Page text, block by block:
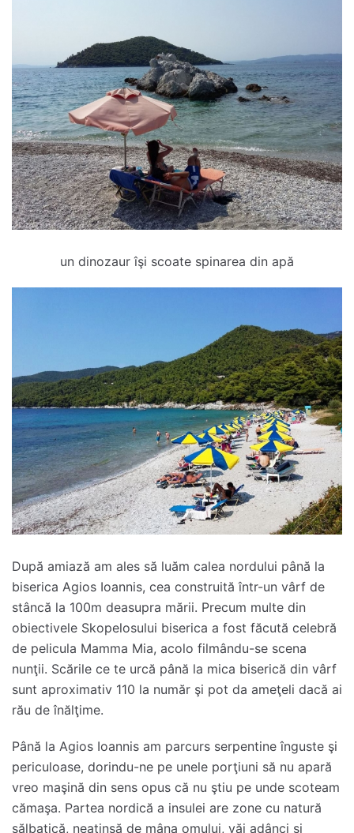
un dinozaur îşi scoate spinarea din apă
După amiază am ales să luăm calea nordului până la
biserica Agios Ioannis, cea construită într-un vârf de
stâncă la 100m deasupra mării. Precum multe din
obiectivele Skopelosului biserica a fost făcută celebră
de pelicula Mamma Mia, acolo filmându-se scena
nunţii. Scările ce te urcă până la mica biserică din vârf
sunt aproximativ 110 la număr şi pot da ameţeli dacă ai
rău de înălţime.
Până la Agios Ioannis am parcurs serpentine înguste şi
periculoase, dorindu-ne pe unele porţiuni să nu apară
vreo maşină din sens opus că nu ştiu pe unde scoteam
cămaşa. Partea nordică a insulei are zone cu natură
sălbatică, neatinsă de mâna omului, văi adânci şi